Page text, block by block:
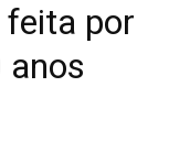
feita por
anos